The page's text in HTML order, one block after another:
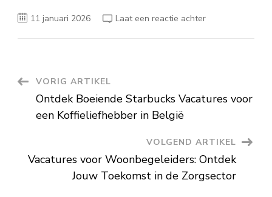
11 januari 2026 Laat een reactie achterop
Ons
Bedrijf
Berichtnavigatie
VORIG ARTIKEL
Ontdek Boeiende Starbucks Vacatures voor
een Koffieliefhebber in België
VOLGEND ARTIKEL
Vacatures voor Woonbegeleiders: Ontdek
Jouw Toekomst in de Zorgsector